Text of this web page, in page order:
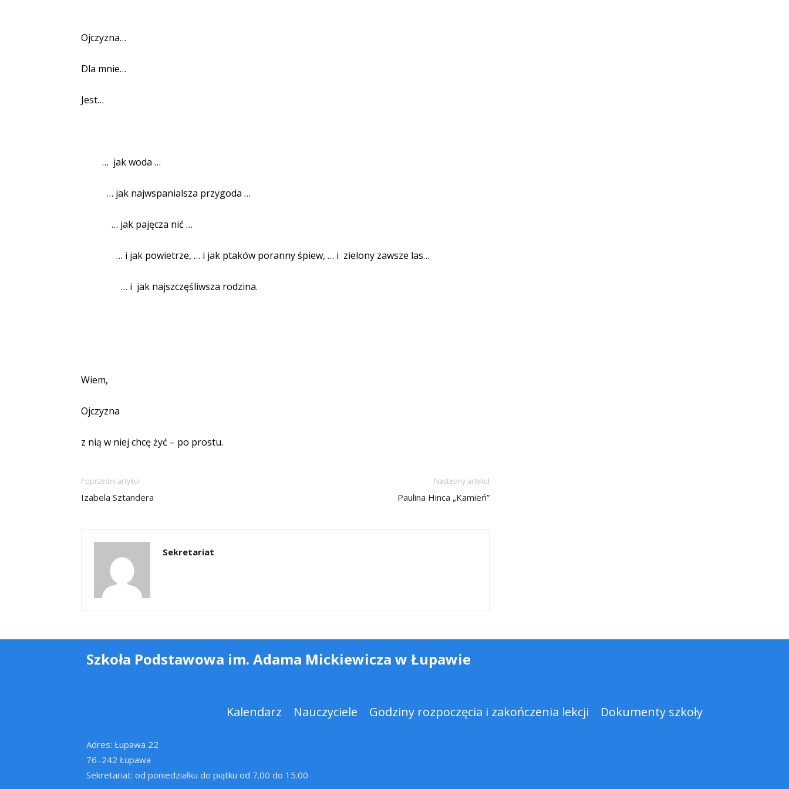
Ojczyzna…
Dla mnie…
Jest…
… jak woda …
… jak najwspanialsza przygoda …
… jak pajęcza nić …
… i jak powietrze, … i jak ptaków poranny śpiew, … i zielony zawsze las…
… i jak najszczęśliwsza rodzina.
Wiem,
Ojczyzna
z nią w niej chcę żyć – po prostu.
Poprzedni artykuł
Izabela Sztandera
Następny artykuł
Paulina Hinca „Kamień”
Sekretariat
Szkoła Podstawowa im. Adama Mickiewicza w Łupawie
Kalendarz Nauczyciele Godziny rozpoczęcia i zakończenia lekcji Dokumenty szkoły
Adres: Łupawa 22
76–242 Łupawa
Sekretariat: od poniedziałku do piątku od 7.00 do 15.00